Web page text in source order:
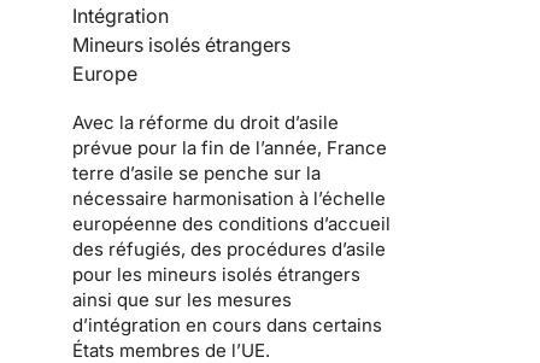
Intégration
Mineurs isolés étrangers
Europe
Avec la réforme du droit d’asile
prévue pour la fin de l’année, France
terre d’asile se penche sur la
nécessaire harmonisation à l’échelle
européenne des conditions d’accueil
des réfugiés, des procédures d’asile
pour les mineurs isolés étrangers
ainsi que sur les mesures
d’intégration en cours dans certains
États membres de l’UE.